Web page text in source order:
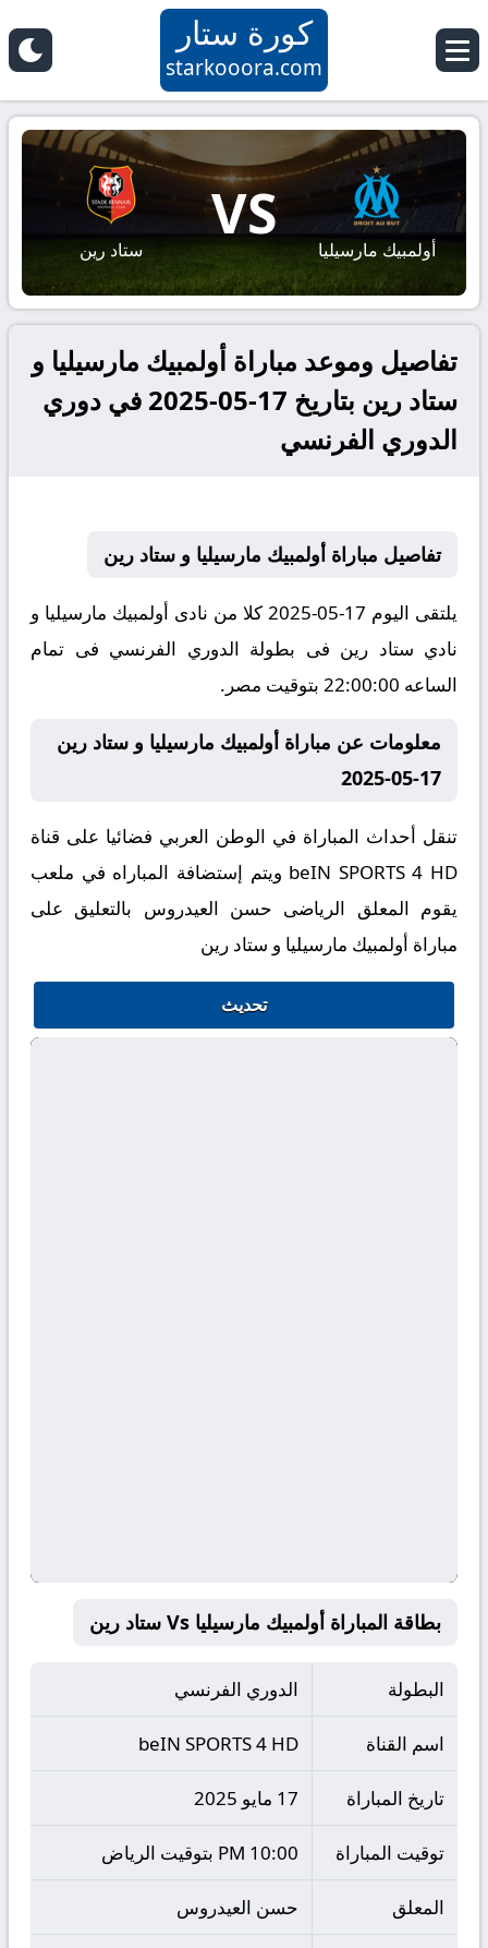
كورة ستار
starkooora.com
أولمبيك مارسيليا
VS
ستاد رين
تفاصيل وموعد مباراة أولمبيك مارسيليا و
ستاد رين بتاريخ 17-05-2025 في دوري
الدوري الفرنسي
تفاصيل مباراة أولمبيك مارسيليا و ستاد رين
يلتقى اليوم 17-05-2025 كلا من نادى أولمبيك مارسيليا و
نادي ستاد رين فى بطولة الدوري الفرنسي فى تمام
الساعه 22:00:00 بتوقيت مصر.
معلومات عن مباراة أولمبيك مارسيليا و ستاد رين
17-05-2025
تنقل أحداث المباراة في الوطن العربي فضائيا على قناة
beIN SPORTS 4 HD ويتم إستضافة المباراه في ملعب
يقوم المعلق الرياضى حسن العيدروس بالتعليق على
مباراة أولمبيك مارسيليا و ستاد رين
تحديث
بطاقة المباراة أولمبيك مارسيليا Vs ستاد رين
البطولة الدوري الفرنسي
اسم القناة beIN SPORTS 4 HD
تاريخ المباراة 17 مايو 2025
توقيت المباراة 10:00 PM بتوقيت الرياض
المعلق حسن العيدروس